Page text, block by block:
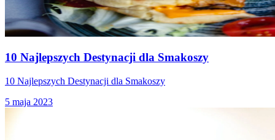
10 Najlepszych Destynacji dla Smakoszy
10 Najlepszych Destynacji dla Smakoszy
5 maja 2023